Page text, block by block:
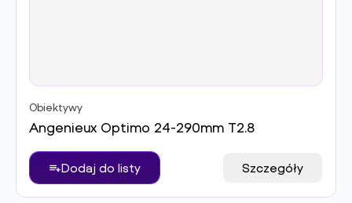
Obiektywy
Angenieux Optimo 24-290mm T2.8
Dodaj do listy Szczegóły